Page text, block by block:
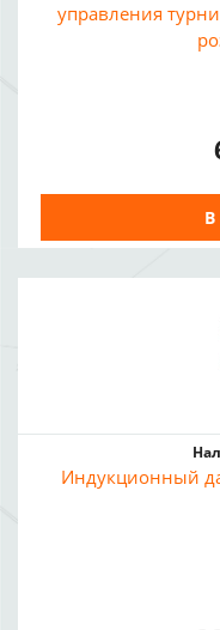
управления
В
Индукционный